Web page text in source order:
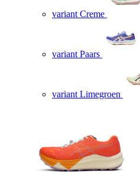
variant Creme
variant Paars
variant Limegroen